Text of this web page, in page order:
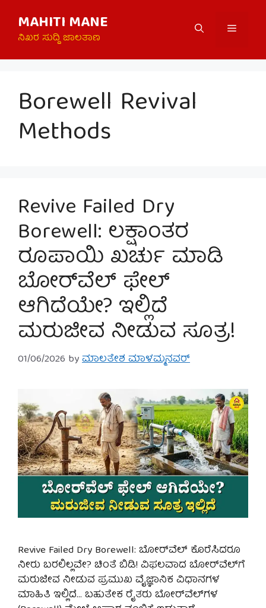
content
MAHITI MANE
ನಿಖರ ಸುದ್ದಿ ಜಾಲತಾಣ
Menu
Borewell Revival
Methods
Revive Failed Dry
Borewell: ಲಕ್ಷಾಂತರ
ರೂಪಾಯಿ ಖರ್ಚು ಮಾಡಿ
ಬೋರ್‌ವೆಲ್ ಫೇಲ್
ಆಗಿದೆಯೇ? ಇಲ್ಲಿದೆ
ಮರುಜೀವ ನೀಡುವ ಸೂತ್ರ!
01/06/2026 byಮಾಲತೇಶ ಮಾಳಮ್ಮನವರ್
Revive Failed Dry Borewell: ಬೋರ್‌ವೆಲ್ ಕೊರೆಸಿದರೂ
ನೀರು ಬರಲಿಲ್ಲವೇ? ಚಿಂತೆ ಬಿಡಿ! ವಿಫಲವಾದ ಬೋರ್‌ವೆಲ್‌ಗೆ
ಮರುಜೀವ ನೀಡುವ ಪ್ರಮುಖ ವೈಜ್ಞಾನಿಕ ವಿಧಾನಗಳ
ಮಾಹಿತಿ ಇಲ್ಲಿದೆ… ಬಹುತೇಕ ರೈತರು ಬೋರ್‌ವೆಲ್‌ಗಳ